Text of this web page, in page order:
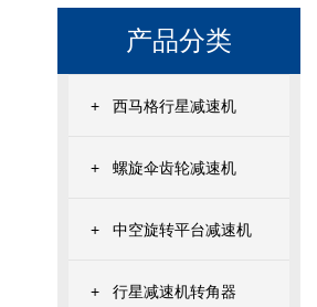
产品分类
+ 西马格行星减速机
+ 螺旋伞齿轮减速机
+ 中空旋转平台减速机
+ 行星减速机转角器